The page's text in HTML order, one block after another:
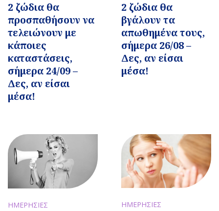
2 ζώδια θα
προσπαθήσουν να
τελειώνουν με
κάποιες
καταστάσεις,
σήμερα 24/09 –
Δες, αν είσαι
μέσα!
2 ζώδια θα
βγάλουν τα
απωθημένα τους,
σήμερα 26/08 –
Δες, αν είσαι
μέσα!
ΗΜΕΡΗΣΙΕΣ ΗΜΕΡΗΣΙΕΣ